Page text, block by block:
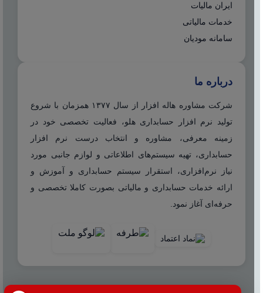
ایران مالیات
خدمات مالیاتی
سامانه مودیان
درباره ما
شرکت مشاوره هاله افزار از سال ۱۳۷۷ همزمان با شروع
تولید نرم افزار حسابداری هلو، فعالیت تخصصی خود در
زمینه معرفی، مشاوره و انتخاب درست نرم افزار
حسابداری، تهیه سیستم‌های اطلاعاتی و لوازم جانبی مورد
نیاز نرم‌افزاری، استقرار سیستم حسابداری و آموزش و
ارائه خدمات حسابداری و مالیاتی بصورت کاملا تخصصی و
حرفه‌ای آغاز نمود.